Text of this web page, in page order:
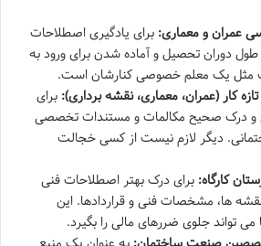
عمران و معماری: برای یادگیری اصطلاحات
طول دوران تحصیل و آماده شدن برای ورود به
مثل یک معلم خصوصی کنارشان است.
کار (عمران، معماری، نقشه برداری): برای
و درک صحیح مکالمات و مستندات تخصصی
دیگر لازم نیست از کسی خجالت
کارگاه: برای درک بهتر اصطلاحات فنی
ها، مشخصات فنی و قراردادها. این
می تواند جلوی ضررهای مالی را بگیرد.